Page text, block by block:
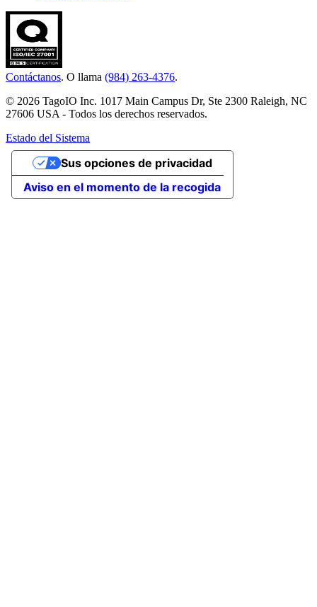
Contáctanos. O llama (984) 263-4376.
© 2026 TagoIO Inc. 1017 Main Campus Dr, Ste 2300 Raleigh, NC
27606 USA - Todos los derechos reservados.
Estado del Sistema
Aviso en el momento de la recogida
Sus opciones de privacidad